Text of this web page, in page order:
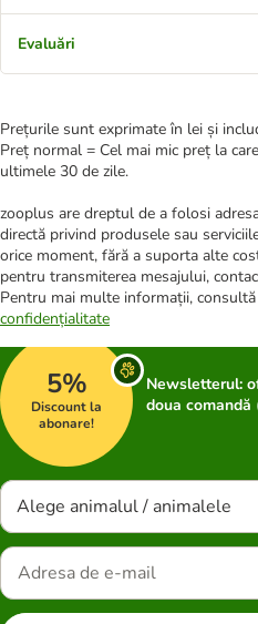
Evaluări
Prețurile sunt exprimate în lei și
Preț normal = Cel mai mic preț la
ultimele 30 de zile.
zooplus are dreptul de a folosi
directă privind produsele sau
orice moment, fără a suporta alte
pentru transmiterea mesajului,
Pentru mai multe informații, consultă
confidențialitate
5%
Discount la
abonare!
Newsletterul:
doua
Alege animalul / animalele